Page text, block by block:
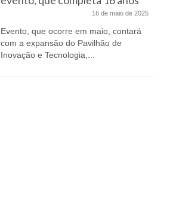
16 de maio de 2025
Evento, que ocorre em maio, contará
com a expansão do Pavilhão de
Inovação e Tecnologia,...